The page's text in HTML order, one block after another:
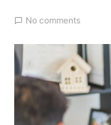
No comments